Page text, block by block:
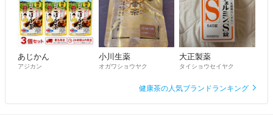
あじかん
アジカン
小川生薬
オガワショウヤク
大正製薬
タイショウセイヤク
健康茶の人気ブランドランキング